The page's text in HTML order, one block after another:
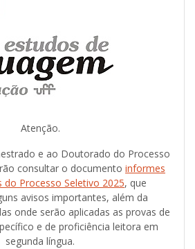
Atenção.
e ao Doutorado do Processo
consultar o documento informes
do Processo Seletivo 2025, que
avisos importantes, além da
onde serão aplicadas as provas de
e de proficiência leitora em
segunda língua.